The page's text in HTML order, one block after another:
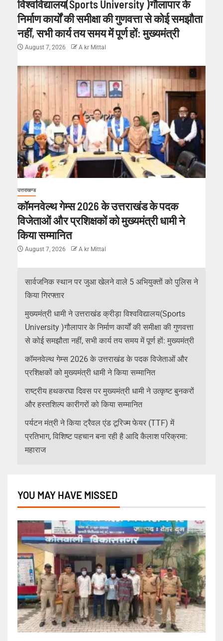
विश्वविद्यालय(Sports University )गौलापार के
निर्माण कार्यों की समीक्षा की गुणवत्ता से कोई समझौता
नहीं, सभी कार्य तय समय में पूर्ण हों: मुख्यमंत्री
August 7, 2026 A kr Mittal
उत्तराखण्ड
कॉमनवेल्थ गेम्स 2026 के उत्तराखंड के पदक
विजेताओं और प्रशिक्षकों को मुख्यमंत्री धामी ने
किया सम्मानित
August 7, 2026 A kr Mittal
सार्वजनिक स्थान पर जुआ खेलने वाले 5 अभियुक्तों को पुलिस ने
किया गिरफ्तार
मुख्यमंत्री धामी ने उत्तराखंड क्रीड़ा विश्वविद्यालय(Sports
University )गौलापार के निर्माण कार्यों की समीक्षा की गुणवत्ता
से कोई समझौता नहीं, सभी कार्य तय समय में पूर्ण हों: मुख्यमंत्री
कॉमनवेल्थ गेम्स 2026 के उत्तराखंड के पदक विजेताओं और
प्रशिक्षकों को मुख्यमंत्री धामी ने किया सम्मानित
राष्ट्रीय हथकरघा दिवस पर मुख्यमंत्री धामी ने उत्कृष्ट बुनकरों
और हस्तशिल्प कारीगरों को किया सम्मानित
पर्यटन मंत्री ने किया ट्रैवल एंड टूरिज्म फेयर (TTF) में
प्रतिभाग, विशिष्ट पहचान बना रही है आदि कैलाश परिक्रमा:
महाराज
YOU MAY HAVE MISSED